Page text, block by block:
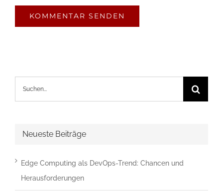
angezeigten
Zeichen
zu
dass
du
Neueste Beiträge
Edge Computing als DevOps-Trend: Chancen und
Herausforderungen